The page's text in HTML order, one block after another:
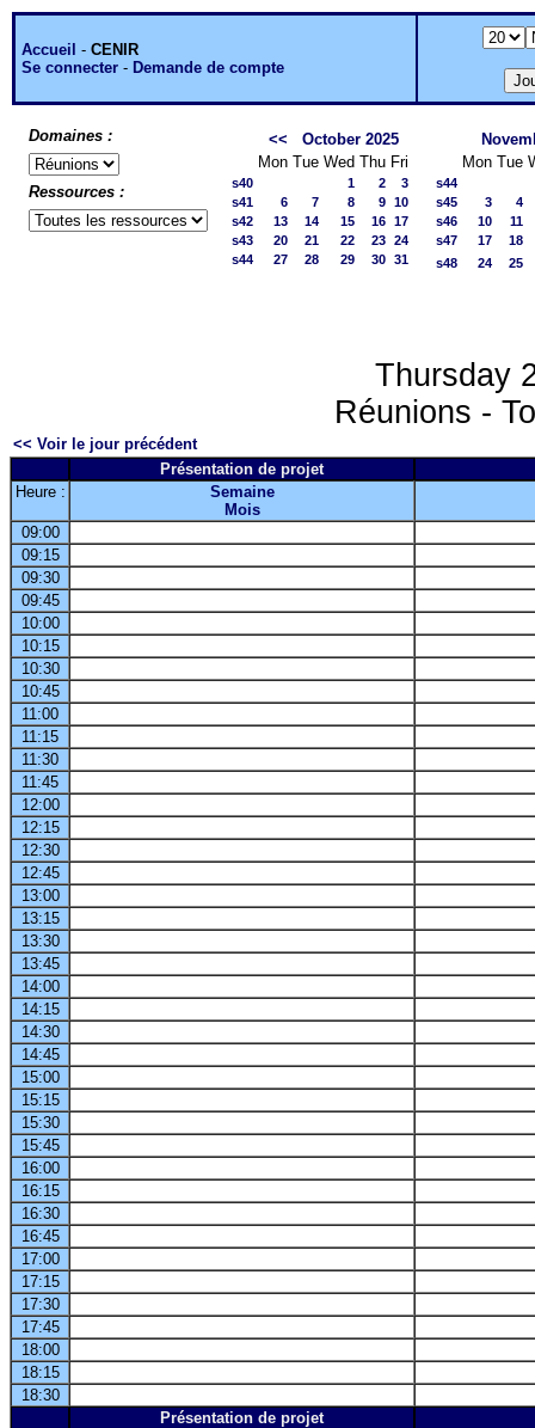
Accueil - CENIR
Se connecter - Demande de compte
Domaines :
Ressources :
<<
October 2025
Mon Tue Wed Thu Fri
s40 1 2
3
s41
6 7 8 9 10
s42
13 14 15 16 17
s43
20 21 22 23 24
s44
27 28 29 30 31
Mon Tue
s44
s45
3
4
s46
10
11
s47
17
18
s48
24 25
Thursday
Réunions -
<< Voir le jour précédent
Présentation de projet
Heure :
Semaine
Mois
09:00
09:15
09:30
09:45
10:00
10:15
10:30
10:45
11:00
11:15
11:30
11:45
12:00
12:15
12:30
12:45
13:00
13:15
13:30
13:45
14:00
14:15
14:30
14:45
15:00
15:15
15:30
15:45
16:00
16:15
16:30
16:45
17:00
17:15
17:30
17:45
18:00
18:15
18:30
Présentation de projet